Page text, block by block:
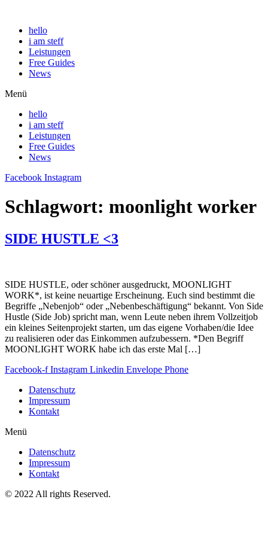
hello
i am steff
Leistungen
Free Guides
News
Menü
hello
i am steff
Leistungen
Free Guides
News
Facebook Instagram
Schlagwort: moonlight worker
SIDE HUSTLE <3
SIDE HUSTLE, oder schöner ausgedruckt, MOONLIGHT
WORK*, ist keine neuartige Erscheinung. Euch sind bestimmt die
Begriffe „Nebenjob“ oder „Nebenbeschäftigung“ bekannt. Von Side
Hustle (Side Job) spricht man, wenn Leute neben ihrem Vollzeitjob
ein kleines Seitenprojekt starten, um das eigene Vorhaben/die Idee
zu realisieren oder das Einkommen aufzubessern. *Den Begriff
MOONLIGHT WORK habe ich das erste Mal […]
Facebook-f Instagram Linkedin Envelope Phone
Datenschutz
Impressum
Kontakt
Menü
Datenschutz
Impressum
Kontakt
© 2022 All rights Reserved.